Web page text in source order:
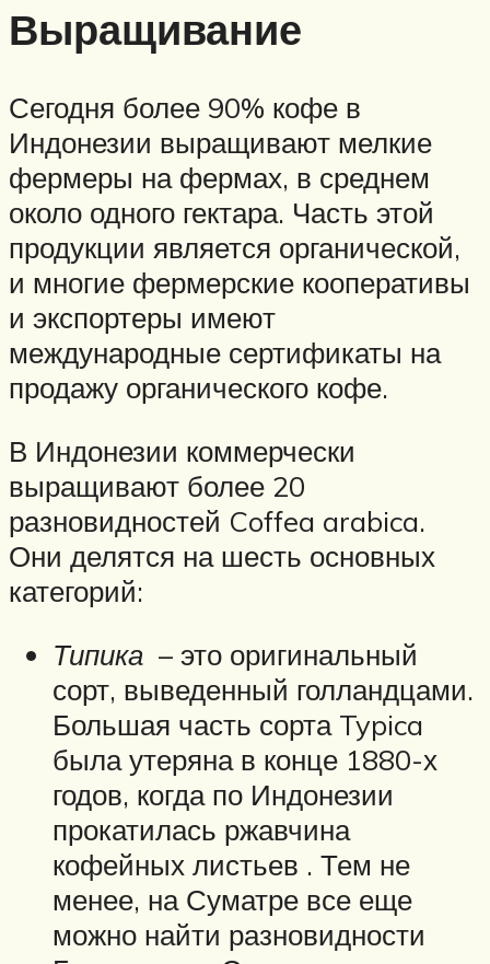
Выращивание
Сегодня более 90% кофе в
Индонезии выращивают мелкие
фермеры на фермах, в среднем
около одного гектара. Часть этой
продукции является органической,
и многие фермерские кооперативы
и экспортеры имеют
международные сертификаты на
продажу органического кофе.
В Индонезии коммерчески
выращивают более 20
разновидностей Coffea arabica.
Они делятся на шесть основных
категорий:
Типика – это оригинальный
сорт, выведенный голландцами.
Большая часть сорта Typica
была утеряна в конце 1880-х
годов, когда по Индонезии
прокатилась ржавчина
кофейных листьев . Тем не
менее, на Суматре все еще
можно найти разновидности